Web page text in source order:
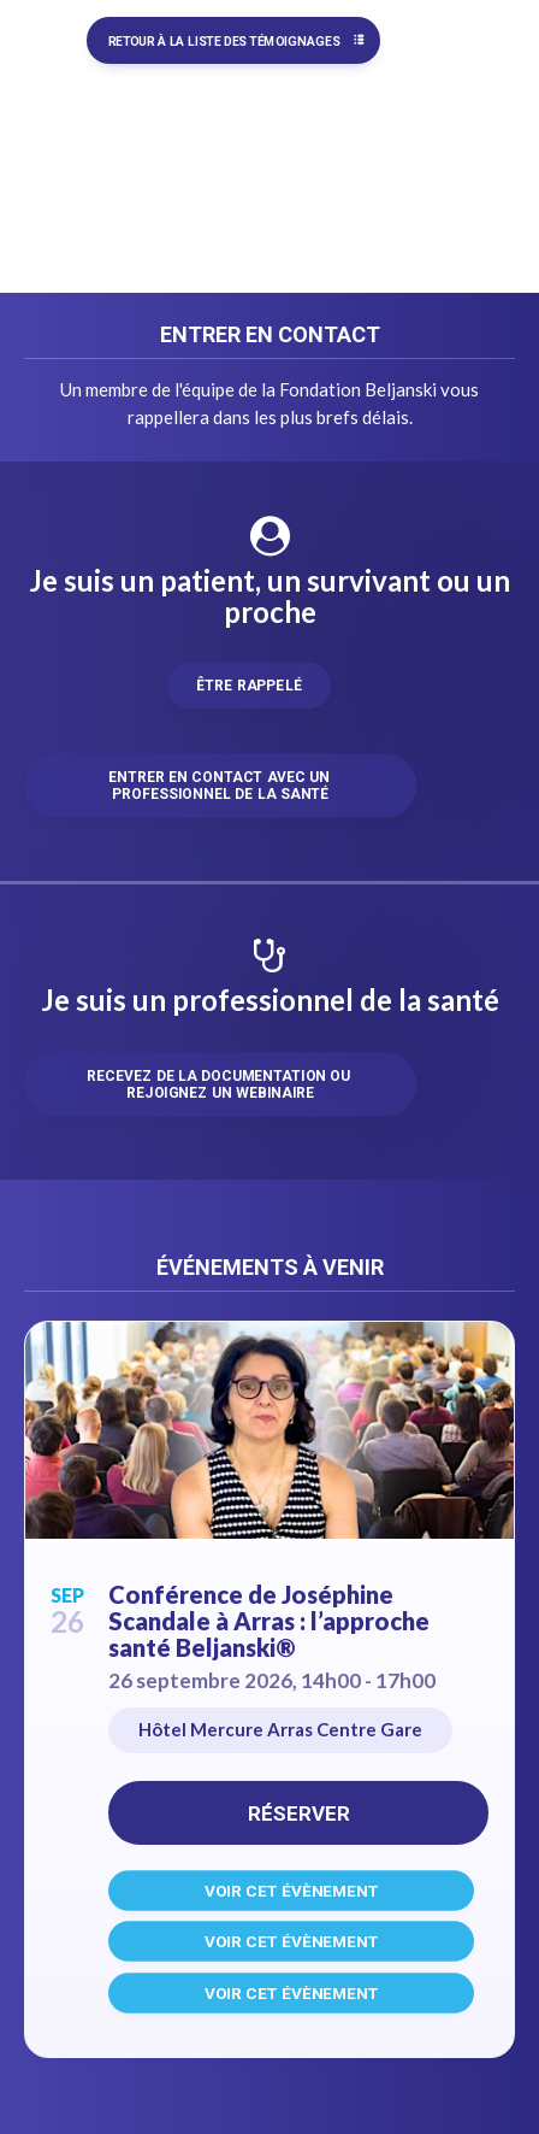
RETOUR À LA LISTE DES TÉMOIGNAGES
ENTRER EN CONTACT
Un membre de l'équipe de la Fondation Beljanski vous
rappellera dans les plus brefs délais.
Je suis un patient, un survivant ou un
proche
ÊTRE RAPPELÉ
ENTRER EN CONTACT AVEC UN
PROFESSIONNEL DE LA SANTÉ
Je suis un professionnel de la santé
RECEVEZ DE LA DOCUMENTATION OU
REJOIGNEZ UN WEBINAIRE
ÉVÉNEMENTS À VENIR
SEP
26
Conférence de Joséphine
Scandale à Arras : l’approche
santé Beljanski®
26 septembre 2026, 14h00 - 17h00
Hôtel Mercure Arras Centre Gare
RÉSERVER
VOIR CET ÉVÈNEMENT
VOIR CET ÉVÈNEMENT
VOIR CET ÉVÈNEMENT